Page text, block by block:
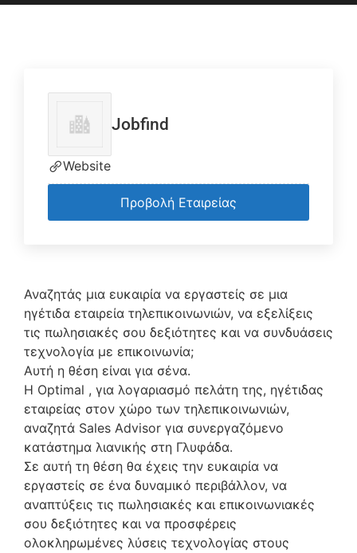
Αναζητάς μια ευκαιρία να εργαστείς σε μια
ηγέτιδα εταιρεία τηλεπικοινωνιών, να εξελίξεις
τις πωλησιακές σου δεξιότητες και να συνδυάσεις
τεχνολογία με επικοινωνία;
Αυτή η θέση είναι για σένα.
Η Optimal , για λογαριασμό πελάτη της, ηγέτιδας
εταιρείας στον χώρο των τηλεπικοινωνιών,
αναζητά Sales Advisor για συνεργαζόμενο
κατάστημα λιανικής στη Γλυφάδα.
Σε αυτή τη θέση θα έχεις την ευκαιρία να
εργαστείς σε ένα δυναμικό περιβάλλον, να
αναπτύξεις τις πωλησιακές και επικοινωνιακές
σου δεξιότητες και να προσφέρεις
ολοκληρωμένες λύσεις τεχνολογίας στους
Jobfind
Website
Προβολή Εταιρείας